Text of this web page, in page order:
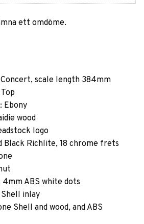
ett omdöme.
scale length 384mm
Ebony
wood
logo
Black Richlite, 18 chrome frets
ABS white dots
inlay
Shell and wood, and ABS